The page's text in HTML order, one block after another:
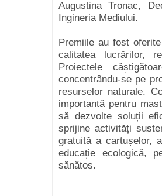
Augustina Tronac,
Ingineria Mediului.
Premiile au fost
calitatea lucrărilor,
Proiectele
concentrându-se pe
resurselor naturale.
importantă pentru
să dezvolte soluții
sprijine activități
gratuită a cartușelor,
educație ecologică,
sănătos.